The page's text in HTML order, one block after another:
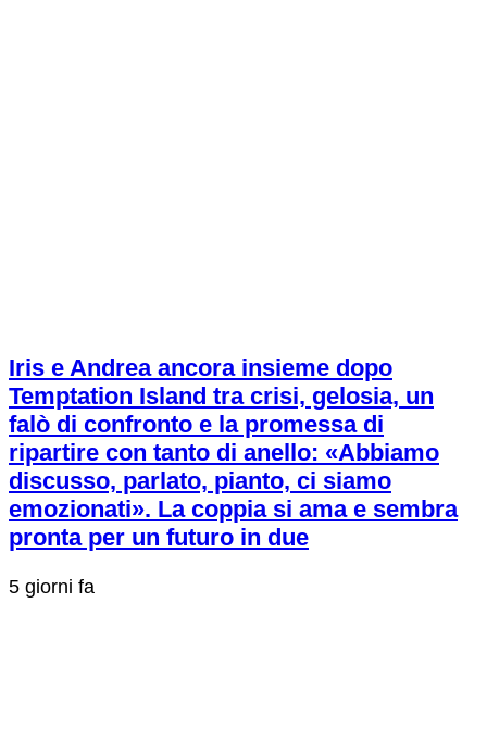
Iris e Andrea ancora insieme dopo
Temptation Island tra crisi, gelosia, un
falò di confronto e la promessa di
ripartire con tanto di anello: «Abbiamo
discusso, parlato, pianto, ci siamo
emozionati». La coppia si ama e sembra
pronta per un futuro in due
5 giorni fa